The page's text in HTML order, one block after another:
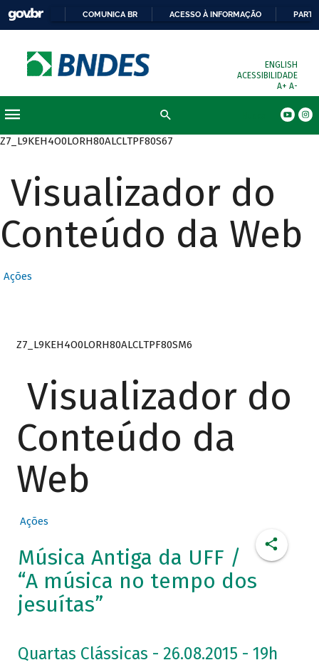
COMUNICA BR ACESSO À INFORMAÇÃO
ENGLISH
ACESSIBILIDADE
A+ A-
Z7_L9KEH4O0LORH80ALCLTPF80S67
Visualizador do
Conteúdo da Web
Ações
Z7_L9KEH4O0LORH80ALCLTPF80SM6
Visualizador do
Conteúdo da
Web
Ações
Música Antiga da UFF /
“A música no tempo dos
jesuítas”
Quartas Clássicas - 26.08.2015 - 19h